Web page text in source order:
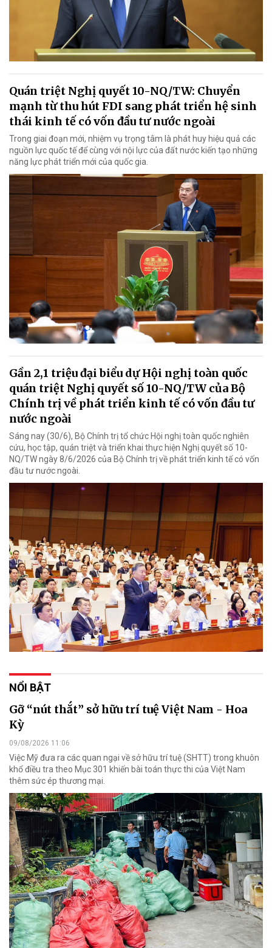
Quán triệt Nghị quyết 10-NQ/TW: Chuyển
mạnh từ thu hút FDI sang phát triển hệ sinh
thái kinh tế có vốn đầu tư nước ngoài
Trong giai đoạn mới, nhiệm vụ trọng tâm là phát huy hiệu quả các
nguồn lực quốc tế để cùng với nội lực của đất nước kiến tạo những
năng lực phát triển mới của quốc gia.
Gần 2,1 triệu đại biểu dự Hội nghị toàn quốc
quán triệt Nghị quyết số 10-NQ/TW của Bộ
Chính trị về phát triển kinh tế có vốn đầu tư
nước ngoài
Sáng nay (30/6), Bộ Chính trị tổ chức Hội nghị toàn quốc nghiên
cứu, học tập, quán triệt và triển khai thực hiện Nghị quyết số 10-
NQ/TW ngày 8/6/2026 của Bộ Chính trị về phát triển kinh tế có vốn
đầu tư nước ngoài.
NỔI BẬT
Gỡ “nút thắt” sở hữu trí tuệ Việt Nam - Hoa
Kỳ
09/08/2026 11:06
Việc Mỹ đưa ra các quan ngại về sở hữu trí tuệ (SHTT) trong khuôn
khổ điều tra theo Mục 301 khiến bài toán thực thi của Việt Nam
thêm sức ép thương mại.